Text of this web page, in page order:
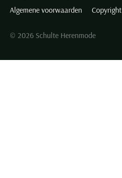
Algemene voorwaarden
Copyright
© 2026 Schulte Herenmode